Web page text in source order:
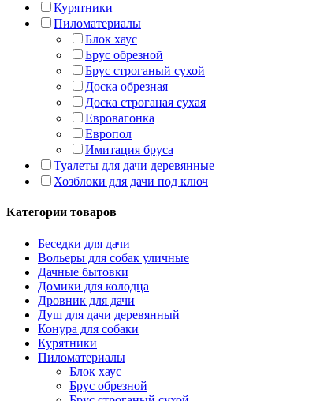
Курятники
Пиломатериалы
Блок хаус
Брус обрезной
Брус строганый сухой
Доска обрезная
Доска строганая сухая
Евровагонка
Европол
Имитация бруса
Туалеты для дачи деревянные
Хозблоки для дачи под ключ
Категории товаров
Беседки для дачи
Вольеры для собак уличные
Дачные бытовки
Домики для колодца
Дровник для дачи
Душ для дачи деревянный
Конура для собаки
Курятники
Пиломатериалы
Блок хаус
Брус обрезной